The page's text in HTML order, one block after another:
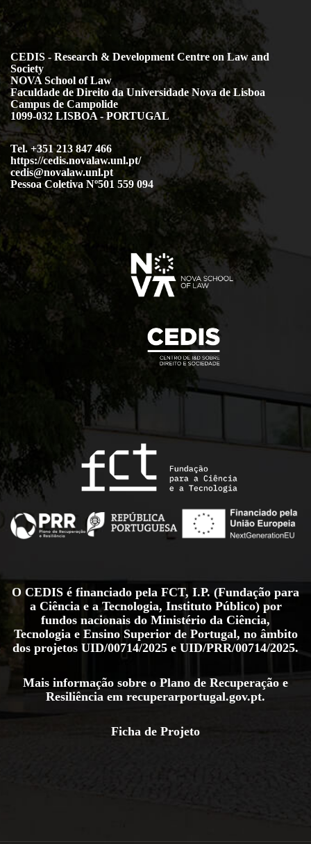
CEDIS - Research & Development Centre on Law and
Society
NOVA School of Law
Faculdade de Direito da Universidade Nova de Lisboa
Campus de Campolide
1099-032 LISBOA - PORTUGAL
Tel. +351 213 847 466
https://cedis.novalaw.unl.pt/
cedis@novalaw.unl.pt
Pessoa Coletiva Nº501 559 094
O CEDIS é financiado pela FCT, I.P. (Fundação para
a Ciência e a Tecnologia, Instituto Público) por
fundos nacionais do Ministério da Ciência,
Tecnologia e Ensino Superior de Portugal, no âmbito
dos projetos UID/00714/2025 e UID/PRR/00714/2025.
Mais informação sobre o Plano de Recuperação e
Resiliência em recuperarportugal.gov.pt.
Ficha de Projeto